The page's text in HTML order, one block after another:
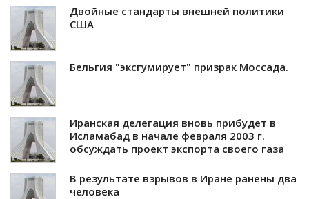
Двойные стандарты внешней политики
США
Бельгия "эксгумирует" призрак Моссада.
Иранская делегация вновь прибудет в
Исламабад в начале февраля 2003 г.
обсуждать проект экспорта своего газа
В результате взрывов в Иране ранены два
человека